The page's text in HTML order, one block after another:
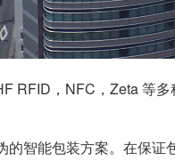
RFID，NFC，Zeta 等
智能包装方案。在保